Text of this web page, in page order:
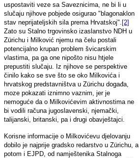
uspostaviti veze sa Saveznicima, ne bi li u
slučaju njihove pobjede osigurao "blagonaklon
stav neprijateljskih sila prema Hrvatskoj". [2]
Zato su Stalno trgovinsko izaslanstvo NDH u
Zürichu i Milković njemu na čelu postali
potencijalno krupan problem švicarskim
vlastima, pa ga one nipošto nisu htjele
prepustiti slučaju. Iz njihove se perspektive
činilo kako se sve što se oko Milkovića i
hrvatskog predstavništva u Zürichu događa,
moze pokazati iznimno vaznim, jer je
nemoguće da o Milkovićevim aktivnostima ne
bi vodili računa jugoslavenski, njemački,
talijanski, britanski, pa i drugi obavještajci.
Korisne informacije o Milkovićevu djelovanju
dobilo je najprije gradsko redarstvo u Zürichu, a
potom i EJPD, od namještenika Stalnoga